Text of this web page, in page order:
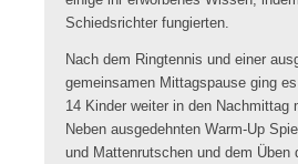
Schiedsrichter fungierten.
Nach dem Ringtennis und einer
gemeinsamen Mittagspause ging
14 Kinder weiter in den Nachmittag
Neben ausgedehnten Warm-Up
und Mattenrutschen und dem Üben